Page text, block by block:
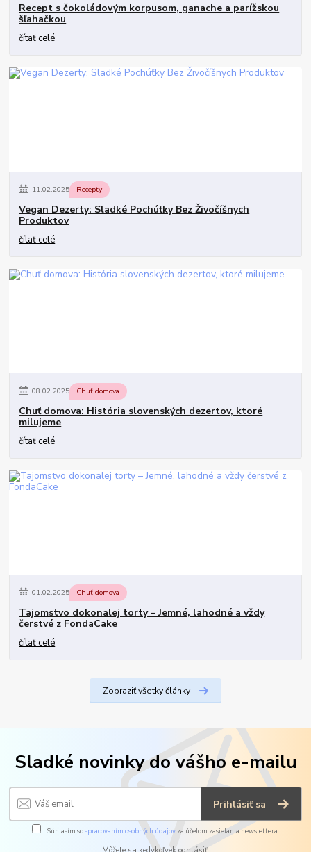
Recept s čokoládovým korpusom, ganache a parížskou
šľahačkou
čítať celé
11.02.2025 Recepty
Vegan Dezerty: Sladké Pochúťky Bez Živočíšnych
Produktov
čítať celé
08.02.2025 Chuť domova
Chuť domova: História slovenských dezertov, ktoré
milujeme
čítať celé
01.02.2025 Chuť domova
Tajomstvo dokonalej torty – Jemné, lahodné a vždy
čerstvé z FondaCake
čítať celé
Zobraziť všetky články
Sladké novinky do vášho e-mailu
Prihlásiť sa
Súhlasím sospracovaním osobných údajov za účelom zasielania newslettera.